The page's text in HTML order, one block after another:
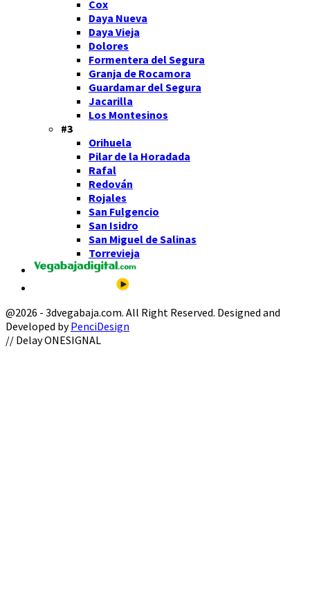
Cox
Daya Nueva
Daya Vieja
Dolores
Formentera del Segura
Granja de Rocamora
Guardamar del Segura
Jacarilla
Los Montesinos
#3
Orihuela
Pilar de la Horadada
Rafal
Redován
Rojales
San Fulgencio
San Isidro
San Miguel de Salinas
Torrevieja
@2026 - 3dvegabaja.com. All Right Reserved. Designed and
Developed byPenciDesign
Facebook
Twitter
Instagram
Youtube
Email
// Delay ONESIGNAL